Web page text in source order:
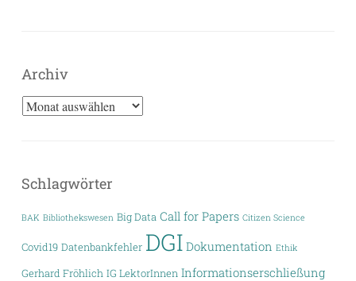
Archiv
Archiv
Schlagwörter
BAK Bibliothekswesen Big Data Call for Papers Citizen Science
Covid19 Datenbankfehler DGI Dokumentation Ethik
Gerhard Fröhlich IG LektorInnen Informationserschließung